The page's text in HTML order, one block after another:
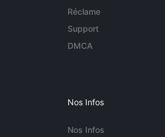
Réclame
Support
DMCA
Nos Infos
Nos Infos